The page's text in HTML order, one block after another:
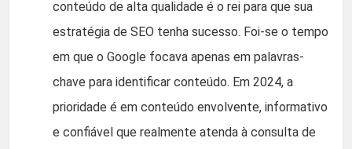
conteúdo de alta qualidade é o rei para que sua
estratégia de SEO tenha sucesso. Foi-se o tempo
em que o Google focava apenas em palavras-
chave para identificar conteúdo. Em 2024, a
prioridade é em conteúdo envolvente, informativo
e confiável que realmente atenda à consulta de